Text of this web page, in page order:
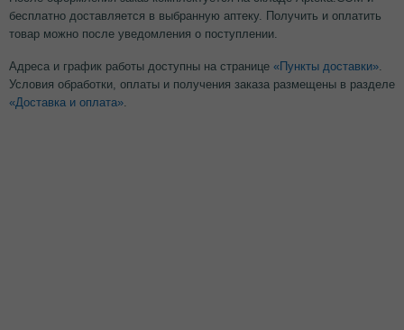
бесплатно доставляется в выбранную аптеку. Получить и оплатить
товар можно после уведомления о поступлении.
Адреса и график работы доступны на странице «Пункты доставки»
Условия обработки, оплаты и получения заказа размещены в разделе
«Доставка и оплата»